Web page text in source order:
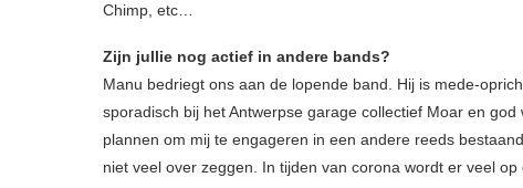
Chimp, etc…
Zijn jullie nog actief in andere bands?
Manu bedriegt ons aan de lopende band. Hij is mede-
sporadisch bij het Antwerpse garage collectief Moar en
plannen om mij te engageren in een andere reeds
niet veel over zeggen. In tijden van corona wordt er veel